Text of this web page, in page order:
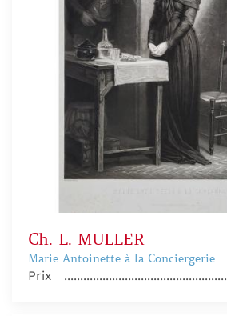
Ch. L. MULLER
Marie Antoinette à la Conciergerie
Prix